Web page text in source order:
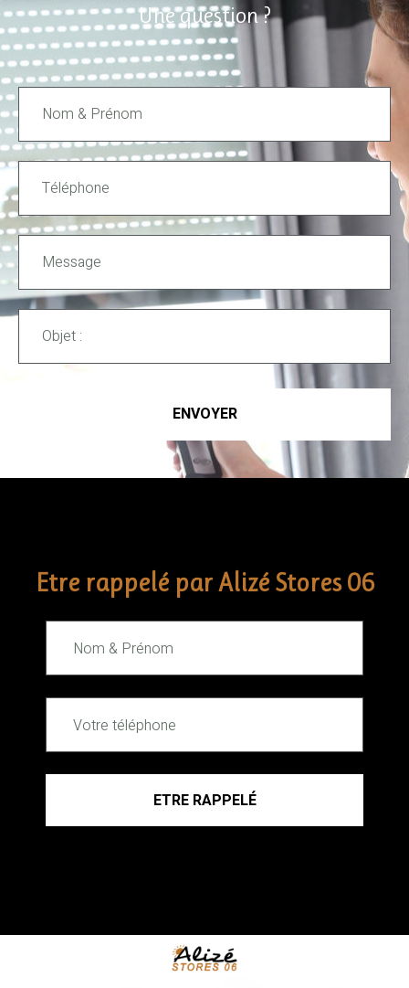
Une question ?
ENVOYER
Etre rappelé par Alizé Stores 06
ETRE RAPPELÉ